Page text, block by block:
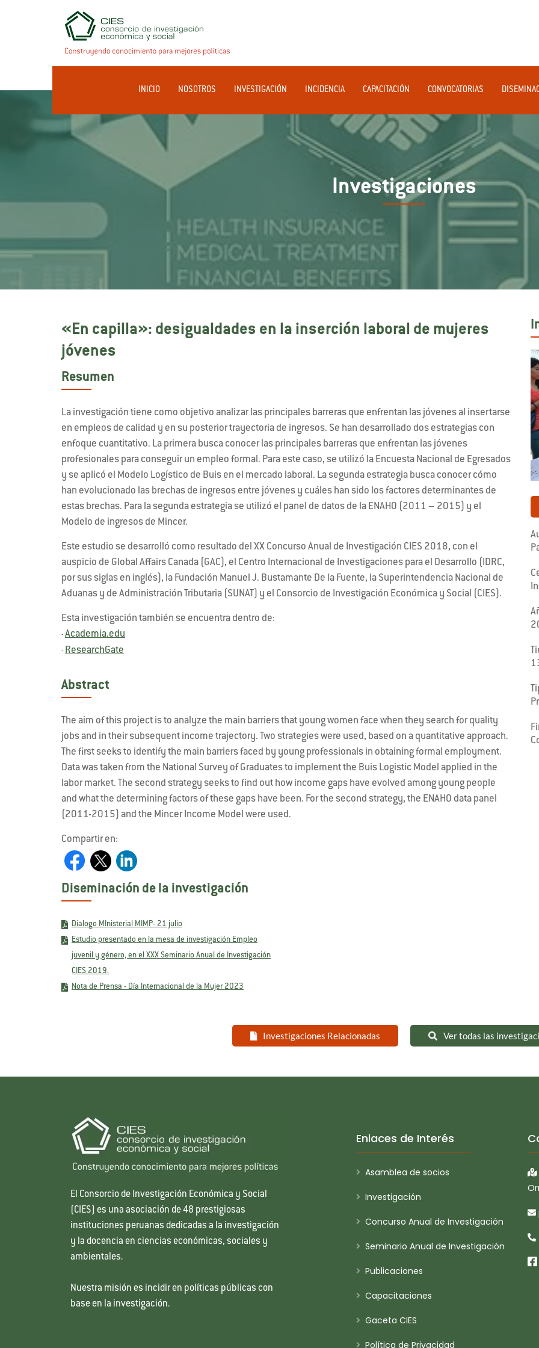
INICIO NOSOTROS INVESTIGACIÓN INCIDENCIA CAPACITACIÓN CONVOCATORIAS
Investigaciones
«En capilla»: desigualdades en la inserción laboral de mujeres
jóvenes
Resumen
La investigación tiene como objetivo analizar las principales barreras que enfrentan las jóvenes al insertarse
en empleos de calidad y en su posterior trayectoria de ingresos. Se han desarrollado dos estrategias con
enfoque cuantitativo. La primera busca conocer las principales barreras que enfrentan las jóvenes
profesionales para conseguir un empleo formal. Para este caso, se utilizó la Encuesta Nacional de Egresados
y se aplicó el Modelo Logístico de Buis en el mercado laboral. La segunda estrategia busca conocer cómo
han evolucionado las brechas de ingresos entre jóvenes y cuáles han sido los factores determinantes de
estas brechas. Para la segunda estrategia se utilizó el panel de datos de la ENAHO (2011 – 2015) y el
Modelo de ingresos de Mincer.
Este estudio se desarrolló como resultado del XX Concurso Anual de Investigación CIES 2018, con el
auspicio de Global Affairs Canada (GAC), el Centro Internacional de Investigaciones para el Desarrollo (IDRC,
por sus siglas en inglés), la Fundación Manuel J. Bustamante De la Fuente, la Superintendencia Nacional de
Aduanas y de Administración Tributaria (SUNAT) y el Consorcio de Investigación Económica y Social (CIES).
Esta investigación también se encuentra dentro de:
- Academia.edu
- ResearchGate
Abstract
The aim of this project is to analyze the main barriers that young women face when they search for quality
jobs and in their subsequent income trajectory. Two strategies were used, based on a quantitative approach.
The first seeks to identify the main barriers faced by young professionals in obtaining formal employment.
Data was taken from the National Survey of Graduates to implement the Buis Logistic Model applied in the
labor market. The second strategy seeks to find out how income gaps have evolved among young people
and what the determining factors of these gaps have been. For the second strategy, the ENAHO data panel
(2011-2015) and the Mincer Income Model were used.
Compartir en:
Diseminación de la investigación
Dialogo MInisterial MIMP- 21 julio
Estudio presentado en la mesa de investigación Empleo
juvenil y género, en el XXX Seminario Anual de Investigación
CIES 2019.
Nota de Prensa - Día Internacional de la Mujer 2023
Investigaciones Relacionadas Ver todas las
El Consorcio de Investigación Económica y Social
(CIES) es una asociación de 48 prestigiosas
instituciones peruanas dedicadas a la investigación
y la docencia en ciencias económicas, sociales y
ambientales.
Nuestra misión es incidir en políticas públicas con
base en la investigación.
Enlaces de Interés
Asamblea de socios
Investigación
Concurso Anual de Investigación
Seminario Anual de Investigación
Publicaciones
Capacitaciones
Gaceta CIES
Política de Privacidad